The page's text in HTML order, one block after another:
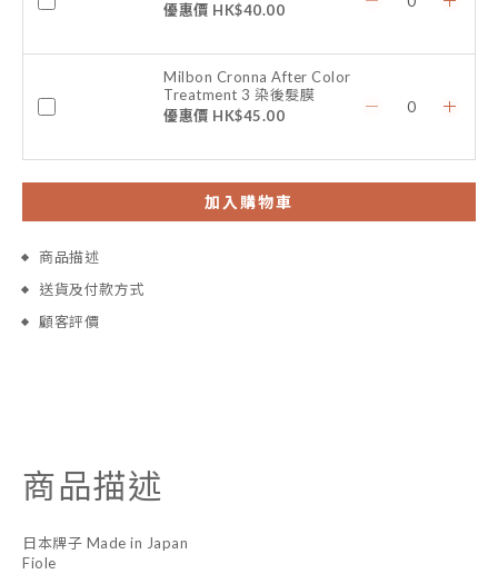
優惠價 HK$40.00
Milbon Cronna After Color
Treatment 3 染後髮膜
優惠價 HK$45.00
加入購物車
商品描述
送貨及付款方式
顧客評價
商品描述
日本牌子 Made in Japan
Fiole